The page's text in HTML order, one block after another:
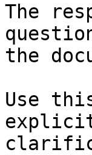
The
the
Use